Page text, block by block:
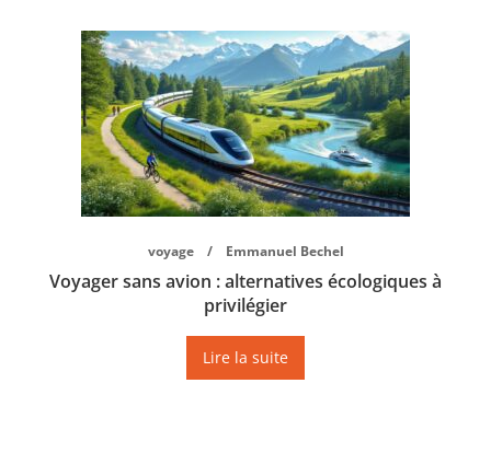
voyage Emmanuel Bechel
Voyager sans avion : alternatives écologiques à
privilégier
Lire la suite